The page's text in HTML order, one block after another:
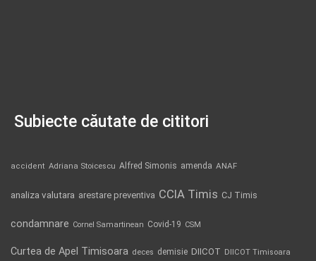
Subiecte căutate de cititori
accident Adriana Stoicescu Alfred Simonis amenda ANAF
analiza valutara arestare preventiva CCIA Timis CJ Timis
condamnare Cornel Samartinean Covid-19 CSM
Curtea de Apel Timisoara deces demisie DIICOT DIICOT Timisoara